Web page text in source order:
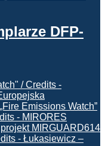
DFP-
Emissions Watch”
MIRGUARD614